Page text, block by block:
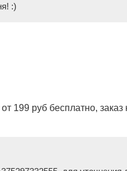
:)
199 руб бесплатно, заказ